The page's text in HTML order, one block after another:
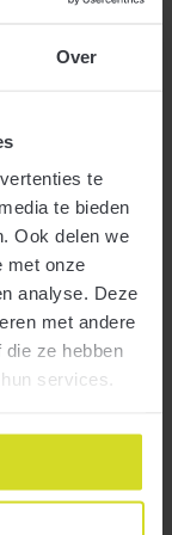
Over
te
te bieden
Ook delen we
met onze
analyse. Deze
met andere
ze hebben
services.
marktwaarde
in zo’n geval
werkelijke waarde?